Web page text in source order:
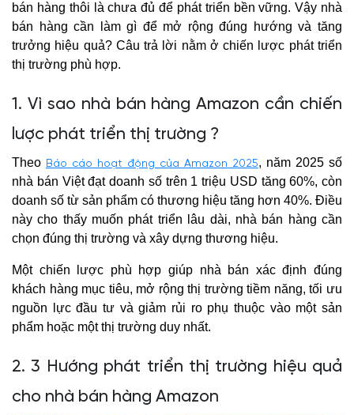
bán hàng thôi là chưa đủ để phát triển bền vững. Vậy nhà
bán hàng cần làm gì để mở rộng đúng hướng và tăng
trưởng hiệu quả? Câu trả lời nằm ở chiến lược phát triển
thị trường phù hợp.
1. Vì sao nhà bán hàng Amazon cần chiến
lược phát triển thị trường ?
Theo Báo cáo hoạt động của Amazon 2025, năm 2025 số
nhà bán Việt đạt doanh số trên 1 triệu USD tăng 60%, còn
doanh số từ sản phẩm có thương hiệu tăng hơn 40%. Điều
này cho thấy muốn phát triển lâu dài, nhà bán hàng cần
chọn đúng thị trường và xây dựng thương hiệu.
Một chiến lược phù hợp giúp nhà bán xác định đúng
khách hàng mục tiêu, mở rộng thị trường tiềm năng, tối ưu
nguồn lực đầu tư và giảm rủi ro phụ thuộc vào một sản
phẩm hoặc một thị trường duy nhất.
2. 3 Hướng phát triển thị trường hiệu quả
cho nhà bán hàng Amazon